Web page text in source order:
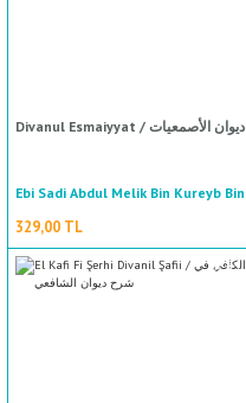
Divanul Esmaiyyat / ديوان الأصمعيات
Ebi Sadi Abdul Melik Bin Kureyb Bin
Abdul Melik Esmai / أبي سعيد عبد
الملك بن قريب بن عبد الملك أسمعي
329,00 TL